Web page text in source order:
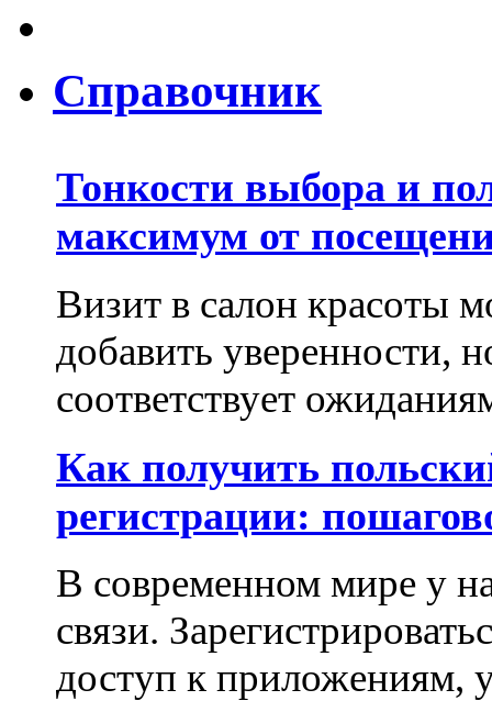
Справочник
Тонкости выбора и
максимум от
Визит в салон красоты
добавить уверенности,
соответствует
Как получить
регистрации:
В современном мире у
связи.
доступ к приложениям,